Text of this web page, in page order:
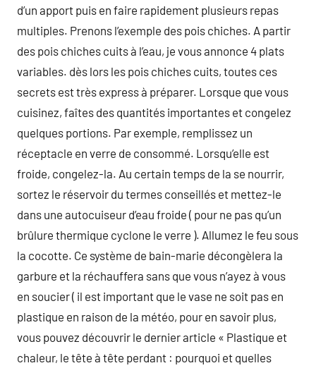
d’un apport puis en faire rapidement plusieurs repas
multiples. Prenons l’exemple des pois chiches. A partir
des pois chiches cuits à l’eau, je vous annonce 4 plats
variables. dès lors les pois chiches cuits, toutes ces
secrets est très express à préparer. Lorsque que vous
cuisinez, faîtes des quantités importantes et congelez
quelques portions. Par exemple, remplissez un
réceptacle en verre de consommé. Lorsqu’elle est
froide, congelez-la. Au certain temps de la se nourrir,
sortez le réservoir du termes conseillés et mettez-le
dans une autocuiseur d’eau froide ( pour ne pas qu’un
brûlure thermique cyclone le verre ). Allumez le feu sous
la cocotte. Ce système de bain-marie décongèlera la
garbure et la réchauffera sans que vous n’ayez à vous
en soucier ( il est important que le vase ne soit pas en
plastique en raison de la météo, pour en savoir plus,
vous pouvez découvrir le dernier article « Plastique et
chaleur, le tête à tête perdant : pourquoi et quelles